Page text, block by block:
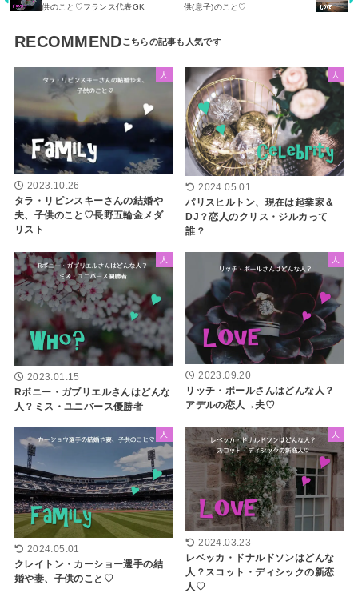
供のこと♡フランス代表GK
供(息子)のこと♡
RECOMMEND
人
2023.10.26
タラ・リピンスキーさんの結婚や
夫、子供のこと♡長野五輪金メダ
リスト
人
2024.05.01
パリスヒルトン、現在は起業家＆
DJ？恋人のクリス・ジルカって
誰？
人
2023.01.15
Rボニー・ガブリエルさんはどんな
人？ミス・ユニバース優勝者
人
2023.09.20
リッチ・ポールさんはどんな人？
アデルの恋人→夫♡
人
2024.05.01
クレイトン・カーショー選手の結
婚や妻、子供のこと♡
人
2024.03.23
レベッカ・ドナルドソンはどんな
人？スコット・ディシックの新恋
人♡